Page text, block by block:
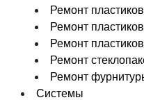
Ремонт
Ремонт
Ремонт
Ремонт
Ремонт
Системы